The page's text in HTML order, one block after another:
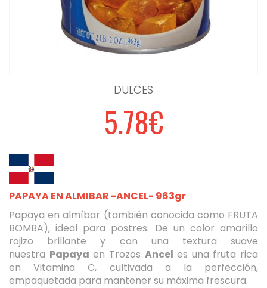
Seleccione dónde buscar
DULCES
5.78€
PAPAYA EN ALMIBAR -ANCEL- 963gr
Papaya en almíbar (también conocida como FRUTA
BOMBA), ideal para postres. De un color amarillo
rojizo brillante y con una textura suave
nuestra Papaya en Trozos Ancel es una fruta rica
en Vitamina C, cultivada a la perfección,
empaquetada para mantener su máxima frescura.